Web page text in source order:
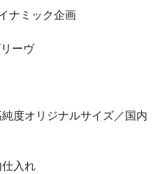
ナミック企画
ーヴ
オリジナルサイズ／国内
入れ